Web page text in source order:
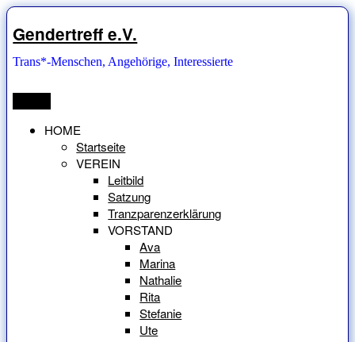
Zum
Inhalt
springen
Gendertreff e.V.
Trans*-Menschen, Angehörige, Interessierte
HOME
Startseite
VEREIN
Leitbild
Satzung
Tranzparenzerklärung
VORSTAND
Ava
Marina
Nathalie
Rita
Stefanie
Ute